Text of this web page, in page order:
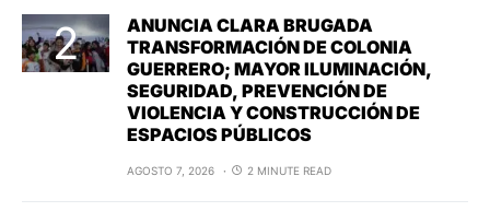
ANUNCIA CLARA BRUGADA
TRANSFORMACIÓN DE COLONIA
GUERRERO; MAYOR ILUMINACIÓN,
SEGURIDAD, PREVENCIÓN DE
VIOLENCIA Y CONSTRUCCIÓN DE
ESPACIOS PÚBLICOS
AGOSTO 7, 2026 2 MINUTE READ